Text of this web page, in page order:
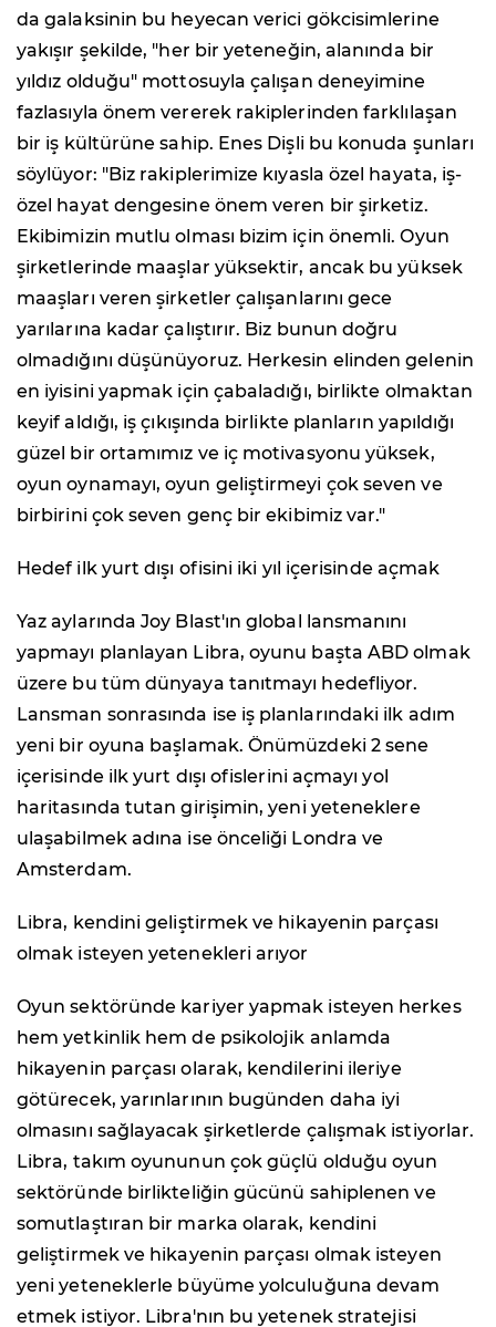
da galaksinin bu heyecan verici gökcisimlerine
yakışır şekilde, "her bir yeteneğin, alanında bir
yıldız olduğu" mottosuyla çalışan deneyimine
fazlasıyla önem vererek rakiplerinden farklılaşan
bir iş kültürüne sahip. Enes Dişli bu konuda şunları
söylüyor: "Biz rakiplerimize kıyasla özel hayata, iş-
özel hayat dengesine önem veren bir şirketiz.
Ekibimizin mutlu olması bizim için önemli. Oyun
şirketlerinde maaşlar yüksektir, ancak bu yüksek
maaşları veren şirketler çalışanlarını gece
yarılarına kadar çalıştırır. Biz bunun doğru
olmadığını düşünüyoruz. Herkesin elinden gelenin
en iyisini yapmak için çabaladığı, birlikte olmaktan
keyif aldığı, iş çıkışında birlikte planların yapıldığı
güzel bir ortamımız ve iç motivasyonu yüksek,
oyun oynamayı, oyun geliştirmeyi çok seven ve
birbirini çok seven genç bir ekibimiz var."
Hedef ilk yurt dışı ofisini iki yıl içerisinde açmak
Yaz aylarında Joy Blast'ın global lansmanını
yapmayı planlayan Libra, oyunu başta ABD olmak
üzere bu tüm dünyaya tanıtmayı hedefliyor.
Lansman sonrasında ise iş planlarındaki ilk adım
yeni bir oyuna başlamak. Önümüzdeki 2 sene
içerisinde ilk yurt dışı ofislerini açmayı yol
haritasında tutan girişimin, yeni yeteneklere
ulaşabilmek adına ise önceliği Londra ve
Amsterdam.
Libra, kendini geliştirmek ve hikayenin parçası
olmak isteyen yetenekleri arıyor
Oyun sektöründe kariyer yapmak isteyen herkes
hem yetkinlik hem de psikolojik anlamda
hikayenin parçası olarak, kendilerini ileriye
götürecek, yarınlarının bugünden daha iyi
olmasını sağlayacak şirketlerde çalışmak istiyorlar.
Libra, takım oyununun çok güçlü olduğu oyun
sektöründe birlikteliğin gücünü sahiplenen ve
somutlaştıran bir marka olarak, kendini
geliştirmek ve hikayenin parçası olmak isteyen
yeni yeteneklerle büyüme yolculuğuna devam
etmek istiyor. Libra'nın bu yetenek stratejisi